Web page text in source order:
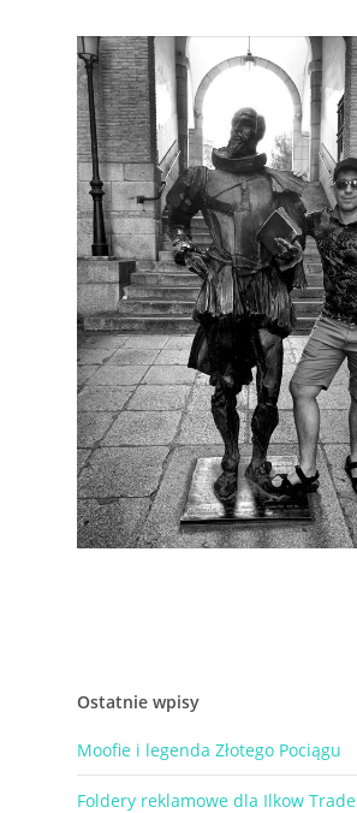
Ostatnie wpisy
Moofie i legenda Złotego Pociągu
Foldery reklamowe dla Ilkow Trade